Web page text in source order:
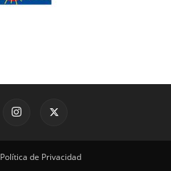
Política de Privacidad